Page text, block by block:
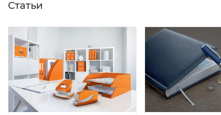
Статьи